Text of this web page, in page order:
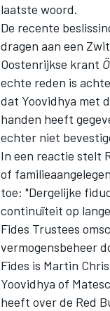
laatste woord.
De recente
dragen aan een
Oostenrijkse krant
echte reden is
dat Yoovidhya met
handen heeft
echter niet
In een reactie stelt
of
toe: "Dergelijke
continuïteit op
Fides Trustees
vermogensbeheer
Fides is Martin
Yoovidhya of
heeft over de Red